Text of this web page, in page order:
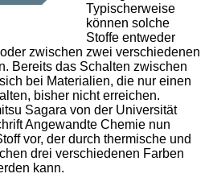
Typischerweise
können solche
Stoffe entweder
zwischen zwei verschiedenen
Bereits das Schalten zwischen
bei Materialien, die nur einen
bisher nicht erreichen.
Sagara von der Universität
Angewandte Chemie nun
vor, der durch thermische und
drei verschiedenen Farben
kann.